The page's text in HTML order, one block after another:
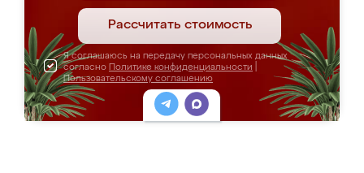
Рассчитать стоимость
Я соглашаюсь на передачу персональных данных
согласно Политике конфиденциальности
Пользовательскому соглашению